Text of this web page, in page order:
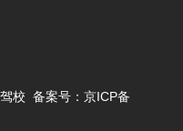
校 备案号： 京ICP备